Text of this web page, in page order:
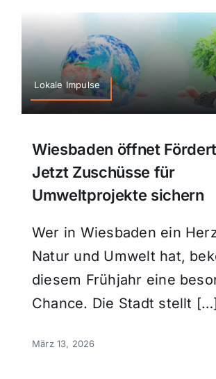
Lokale Impulse
Wiesbaden öffnet
Jetzt Zuschüsse für
Umweltprojekte sichern
Wer in Wiesbaden ein
Natur und Umwelt hat,
diesem Frühjahr eine
Chance. Die Stadt stellt […]
März 13, 2026